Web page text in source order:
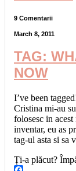
9 Comentarii
March 8, 2011
TAG:
NOW
I’ve been
Cristina mi-au
folosesc in
inventar, eu as
tag-ul asta si sa
Ți-a plăcut?